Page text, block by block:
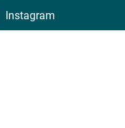
Instagram